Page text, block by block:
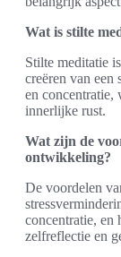
Wat is stilte
Stilte meditatie
creëren van een
en concentratie,
innerlijke rust.
Wat zijn de
ontwikkeling?
De voordelen
concentratie, en
zelfreflectie en